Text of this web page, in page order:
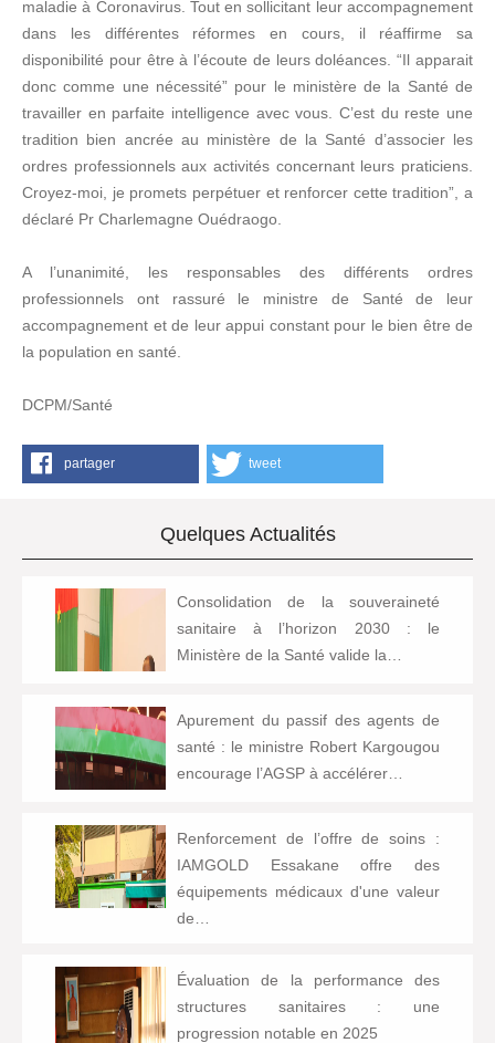
maladie à Coronavirus. Tout en sollicitant leur accompagnement
dans les différentes réformes en cours, il réaffirme sa
disponibilité pour être à l’écoute de leurs doléances. “Il apparait
donc comme une nécessité” pour le ministère de la Santé de
travailler en parfaite intelligence avec vous. C’est du reste une
tradition bien ancrée au ministère de la Santé d’associer les
ordres professionnels aux activités concernant leurs praticiens.
Croyez-moi, je promets perpétuer et renforcer cette tradition”, a
déclaré Pr Charlemagne Ouédraogo.
A l’unanimité, les responsables des différents ordres
professionnels ont rassuré le ministre de Santé de leur
accompagnement et de leur appui constant pour le bien être de
la population en santé.
DCPM/Santé
partager tweet
Quelques Actualités
Consolidation de la souveraineté
sanitaire à l’horizon 2030 : le
Ministère de la Santé valide la…
Apurement du passif des agents de
santé : le ministre Robert Kargougou
encourage l’AGSP à accélérer…
Renforcement de l’offre de soins :
IAMGOLD Essakane offre des
équipements médicaux d'une valeur
de…
Évaluation de la performance des
structures sanitaires : une
progression notable en 2025